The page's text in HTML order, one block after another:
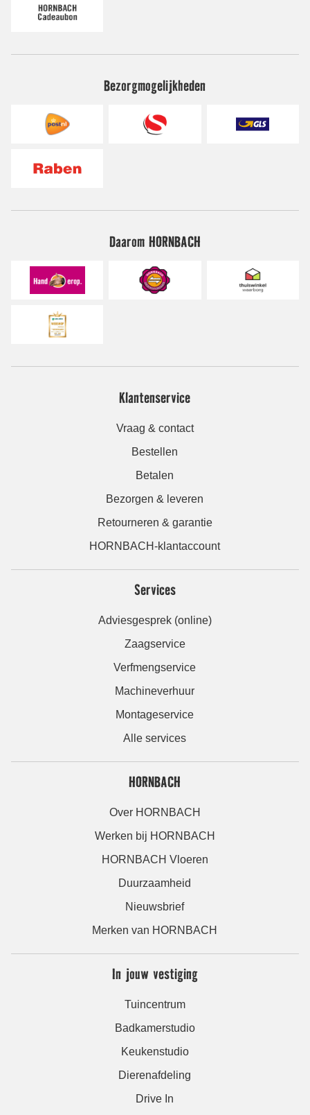
Bezorgmogelijkheden
Daarom HORNBACH
Klantenservice
Vraag & contact
Bestellen
Betalen
Bezorgen & leveren
Retourneren & garantie
HORNBACH-klantaccount
Services
Adviesgesprek (online)
Zaagservice
Verfmengservice
Machineverhuur
Montageservice
Alle services
HORNBACH
Over HORNBACH
Werken bij HORNBACH
HORNBACH Vloeren
Duurzaamheid
Nieuwsbrief
Merken van HORNBACH
In jouw vestiging
Tuincentrum
Badkamerstudio
Keukenstudio
Dierenafdeling
Drive In